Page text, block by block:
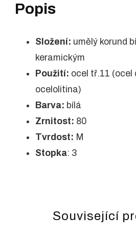
Popis
Složení: umělý korund
keramickým
Použití: ocel tř.11 (ocel
ocelolitina)
Barva: bílá
Zrnitost: 80
Tvrdost: M
Stopka: 3
Související